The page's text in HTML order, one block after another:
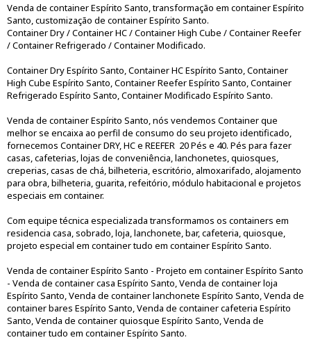
Venda de container Espírito Santo, transformação em container Espírito
Santo, customização de container Espírito Santo.
Container Dry / Container HC / Container High Cube / Container Reefer
/ Container Refrigerado / Container Modificado.
Container Dry Espírito Santo, Container HC Espírito Santo, Container
High Cube Espírito Santo, Container Reefer Espírito Santo, Container
Refrigerado Espírito Santo, Container Modificado Espírito Santo.
Venda de container Espírito Santo, nós vendemos Container que
melhor se encaixa ao perfil de consumo do seu projeto identificado,
fornecemos Container DRY, HC e REEFER 20 Pés e 40. Pés para fazer
casas, cafeterias, lojas de conveniência, lanchonetes, quiosques,
creperias, casas de chá, bilheteria, escritório, almoxarifado, alojamento
para obra, bilheteria, guarita, refeitório, módulo habitacional e projetos
especiais em container.
Com equipe técnica especializada transformamos os containers em
residencia casa, sobrado, loja, lanchonete, bar, cafeteria, quiosque,
projeto especial em container tudo em container Espírito Santo.
Venda de container Espírito Santo - Projeto em container Espírito Santo
- Venda de container casa Espírito Santo, Venda de container loja
Espírito Santo, Venda de container lanchonete Espírito Santo, Venda de
container bares Espírito Santo, Venda de container cafeteria Espírito
Santo, Venda de container quiosque Espírito Santo, Venda de
container tudo em container Espírito Santo.